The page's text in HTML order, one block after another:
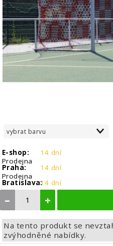
vybrat barvu
E-shop:
14 dní
Prodejna
Praha:
14 dní
Prodejna
Bratislava:14 dní
– +
Na tento produkt se
zvýhodněné nabídky.